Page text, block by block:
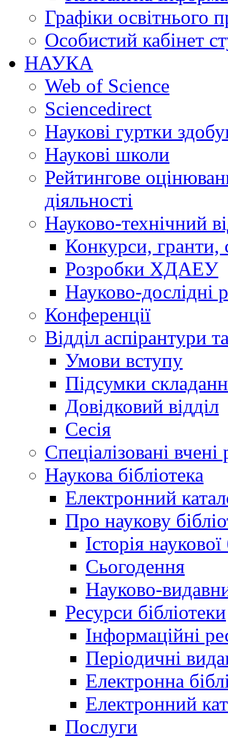
Графіки освітнього
Особистий кабінет
НАУКА
Web of Science
Sciencedirect
Наукові гуртки
Наукові школи
Рейтингове
діяльності
Науково-технічний
Конкурси, гранти,
Розробки ХДАЕУ
Науково-дослідні
Конференції
Відділ аспірантури
Умови вступу
Підсумки
Довідковий відділ
Сесія
Спеціалізовані вчені
Наукова бібліотека
Електронний
Про наукову
Історія
Сьогодення
Науково-
Ресурси бібліотеки
Інформаційні
Періодичні
Електронна
Електронний
Послуги